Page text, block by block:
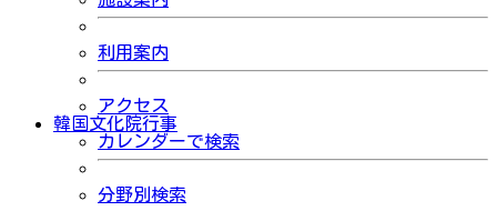
利用案内
アクセス
韓国文化院行事
カレンダーで検索
分野別検索